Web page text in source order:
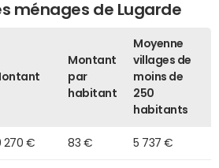
ménages de Lugarde
Montant
par
habitant
Moyenne
villages de
moins de
250
habitants
270 € 83 € 5 737 €